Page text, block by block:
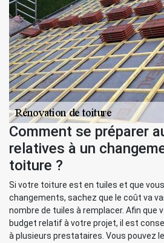
Comment se préparer
relatives à un
toiture ?
Si votre toiture est en tuiles et que
changements, sachez que le coût va
nombre de tuiles à remplacer. Afin que
budget relatif à votre projet, il est
à plusieurs prestataires. Vous pouvez